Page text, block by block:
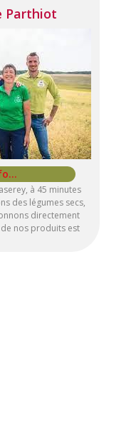
Parthiot
à 45 minutes
des légumes secs,
directement
nos produits est